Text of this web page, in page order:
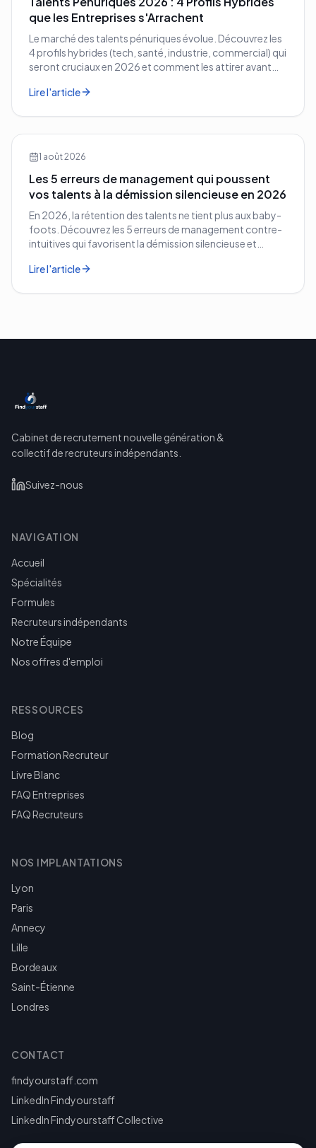
que les Entreprises s'Arrachent
Le marché des talents pénuriques évolue. Découvrez les
4 profils hybrides (tech, santé, industrie, commercial) qui
seront cruciaux en 2026 et comment les attirer avant
Lire l'article
1 août 2026
Les 5 erreurs de management qui poussent
vos talents à la démission silencieuse en 2026
En 2026, la rétention des talents ne tient plus aux baby-
foots. Découvrez les 5 erreurs de management contre-
intuitives qui favorisent la démission silencieuse et
Lire l'article
Cabinet de recrutement nouvelle génération &
collectif de recruteurs indépendants.
Suivez-nous
NAVIGATION
Accueil
Spécialités
Formules
Recruteurs indépendants
Notre Équipe
Nos offres d'emploi
RESSOURCES
Blog
Formation Recruteur
Livre Blanc
FAQ Entreprises
FAQ Recruteurs
NOS IMPLANTATIONS
Lyon
Paris
Annecy
Lille
Bordeaux
Saint-Étienne
Londres
CONTACT
findyourstaff.com
LinkedIn Findyourstaff
LinkedIn Findyourstaff Collective